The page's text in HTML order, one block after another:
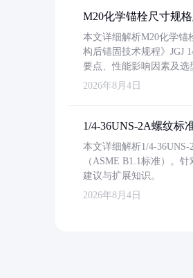
M20化学锚栓尺寸规
本文详细解析M20化学锚
构后锚固技术规程》JGJ
要点、性能影响因素及选
2026年8月4日
1/4-36UNS-2A螺纹标
本文详细解析1/4-
（ASME B1.1标准）。
建议与扩展知识。
2026年8月4日